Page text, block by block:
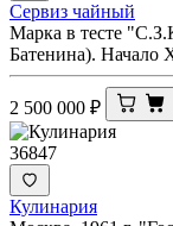
Сервиз чайный
Марка в тесте
Батенина). Начало
2 500 000 ₽
36847
Кулинария